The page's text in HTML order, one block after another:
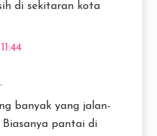
di sekitaran kota
banyak yang jalan-
pantai di